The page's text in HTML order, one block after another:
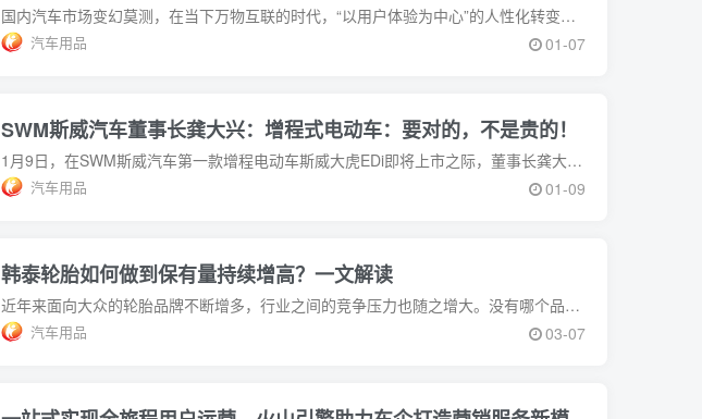
国内汽车市场变幻莫测，在当下万物互联的时代，“以用户体验为中心”的人性化转变，是飞凡汽车与广大用户链接的“灵魂”和焦点，让人与车的交互更自然、更沉浸、更便捷，才
汽车用品 01-07
SWM斯威汽车董事长龚大兴：增程式电动车：要对的，不是贵的！
1月9日，在SWM斯威汽车第一款增程电动车斯威大虎EDi即将上市之际，董事长龚大兴发布了一封公开信。其内容如下：亲爱的朋友：你好，我是SWM斯威汽车龚大兴。20
汽车用品 01-09
韩泰轮胎如何做到保有量持续增高？一文解读
近年来面向大众的轮胎品牌不断增多，行业之间的竞争压力也随之增大。没有哪个品牌可以在短时间内通过某一款产品一战成名，大多数轮胎品牌都是要靠日积月累的口碑和经得起考
汽车用品 03-07